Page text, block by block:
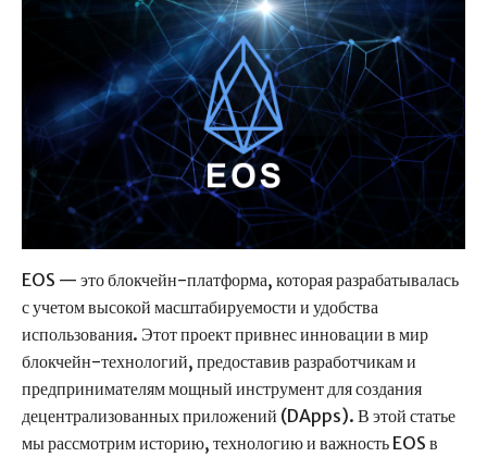
EOS — это блокчейн-платформа, которая разрабатывалась
с учетом высокой масштабируемости и удобства
использования. Этот проект привнес инновации в мир
блокчейн-технологий, предоставив разработчикам и
предпринимателям мощный инструмент для создания
децентрализованных приложений (DApps). В этой статье
мы рассмотрим историю, технологию и важность EOS в